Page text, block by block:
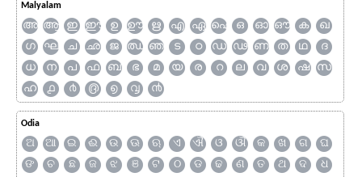
Malyalam
അ ആ ഇ ഈ ഉ ഊ ഋ എ ഏ ഐ ഒ ഓ ഔ ക
ഖ
ഗ
ഘ ച ഛ ജ ഝ ഞ ട ഠ ഡ ഢ ണ ത ഥ
ദ
ധ
ന പ ഫ ബ ഭ മ യ ര റ ല വ ശ ഷ
സ
ഹ
൧ ൪ ൫ ൭ ൮ ൯
Odia
ଅ ଆ ଇ ଈ ଉ ଊ ଋ ଏ ଐ ଓ ଔ କ ଖ ଗ
ଘ
ଙ
ଚ ଛ ଜ ଝ ଞ ଟ ଠ ଡ ଢ ଣ ତ ଥ ଦ
ଧ